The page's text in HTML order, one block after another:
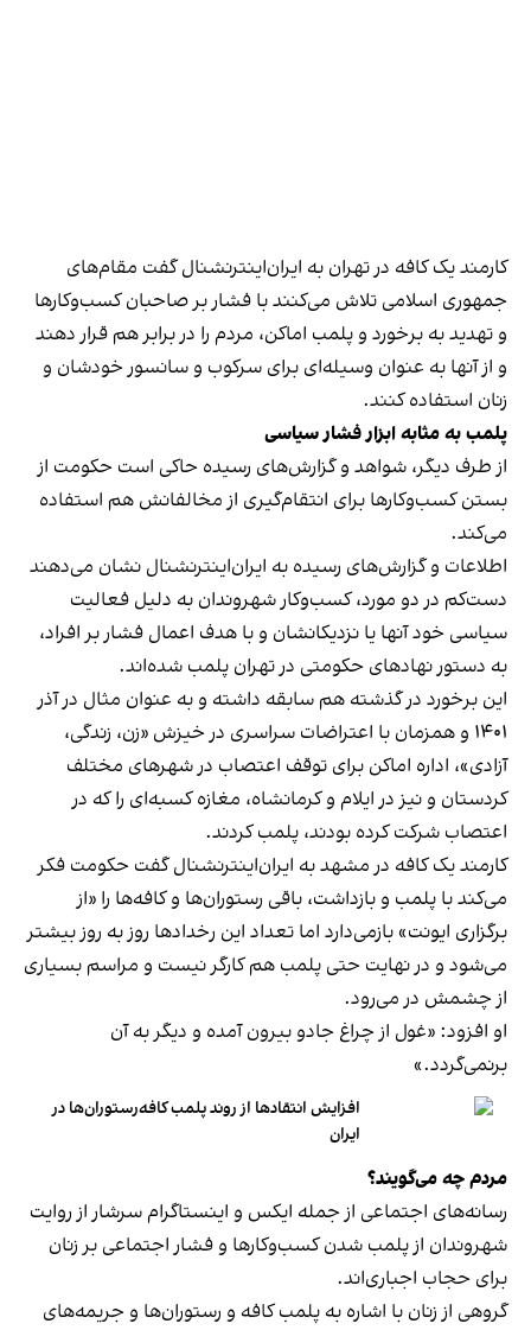
کارمند یک کافه در تهران به ایران‌اینترنشنال گفت مقام‌های
جمهوری اسلامی تلاش می‌کنند با فشار بر صاحبان کسب‌وکارها
و تهدید به برخورد و پلمب اماکن، مردم را در برابر هم قرار دهند
و از آنها به عنوان وسیله‌ای برای سرکوب و سانسور خودشان و
زنان استفاده کنند.
پلمب به مثابه ابزار فشار سیاسی
از طرف دیگر، شواهد و گزارش‌های رسیده حاکی است حکومت از
بستن کسب‌وکارها برای انتقام‌گیری از مخالفانش هم استفاده
می‌کند.
اطلاعات و گزارش‌های رسیده به ایران‌اینترنشنال نشان می‌دهند
دست‌کم در دو مورد، کسب‌وکار شهروندان به دلیل فعالیت
سیاسی خود آنها یا نزدیکانشان و با هدف اعمال فشار بر افراد،
به دستور نهادهای حکومتی در تهران پلمب شده‌اند.
این برخورد در گذشته هم سابقه داشته و به عنوان مثال در آذر
۱۴۰۱ و همزمان با اعتراضات سراسری در خیزش «زن، زندگی،
آزادی»، اداره اماکن برای توقف اعتصاب در شهرهای مختلف
کردستان و نیز در ایلام و کرمانشاه، مغازه کسبه‌ای را که در
اعتصاب شرکت کرده بودند، پلمب کردند.
کارمند یک کافه در مشهد به ایران‌اینترنشنال گفت حکومت فکر
می‌کند با پلمب و بازداشت، باقی رستوران‌ها و کافه‌ها را «از
برگزاری ایونت» بازمی‌دارد اما تعداد این رخدادها روز به روز بیشتر
می‌شود و در نهایت حتی پلمب هم کارگر نیست و مراسم بسیاری
از چشمش در می‌رود.
او افزود: «غول از چراغ جادو بیرون آمده و دیگر به آن
برنمی‎‌گردد.»
افزایش انتقادها از روند پلمب کافه‌رستوران‌ها در
ایران
مردم چه می‌گویند؟
رسانه‎‌های اجتماعی از جمله ایکس و اینستاگرام سرشار از روایت
شهروندان از پلمب شدن کسب‌وکارها و فشار اجتماعی بر زنان
برای حجاب اجباری‌اند.
گروهی از زنان با اشاره به پلمب کافه و رستوران‌ها و جریمه‌های